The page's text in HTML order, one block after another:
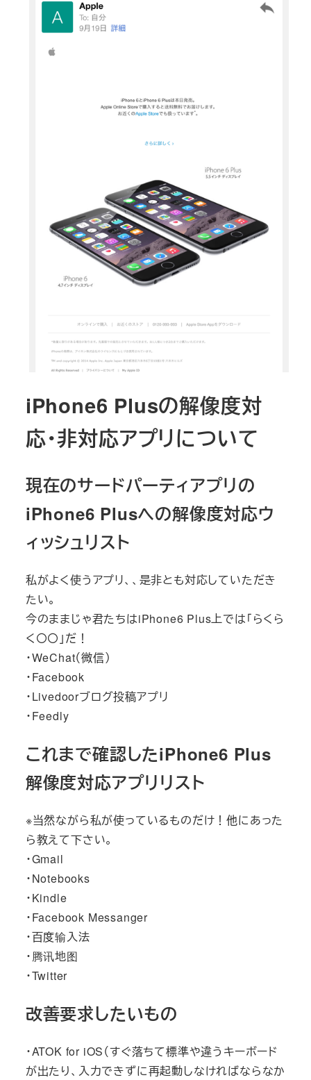
iPhone6 Plusの解像度対
応・非対応アプリについて
現在のサードパーティアプリの
iPhone6 Plusへの解像度対応ウ
ィッシュリスト
私がよく使うアプリ、、是非とも対応していただき
たい。
今のままじゃ君たちはiPhone6 Plus上では「らくら
く〇〇」だ！
・WeChat（微信）
・Facebook
・Livedoorブログ投稿アプリ
・Feedly
これまで確認したiPhone6 Plus
解像度対応アプリリスト
※当然ながら私が使っているものだけ！他にあった
ら教えて下さい。
・Gmail
・Notebooks
・Kindle
・Facebook Messanger
・百度输入法
・腾讯地图
・Twitter
改善要求したいもの
・ATOK for iOS（すぐ落ちて標準や違うキーボード
が出たり、入力できずに再起動しなければならなか